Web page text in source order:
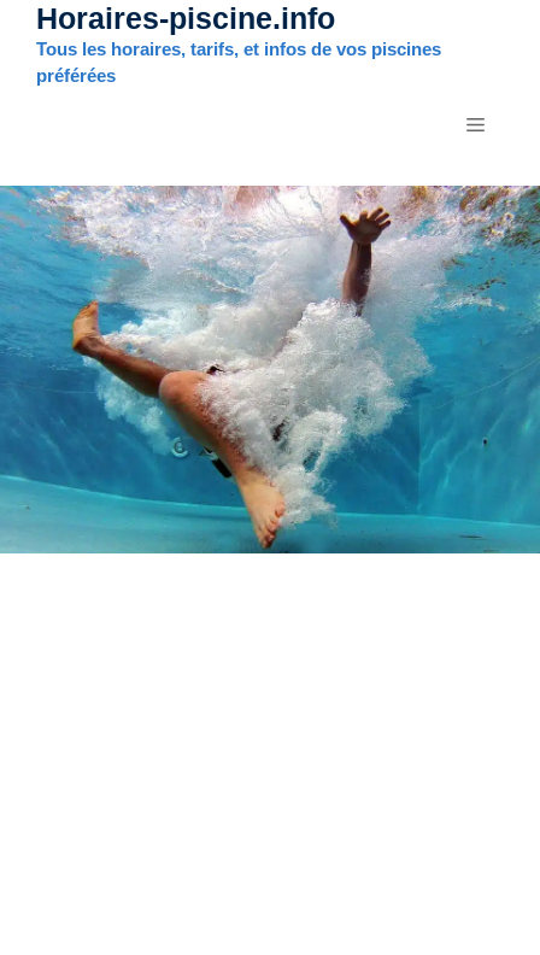
Aller
contenu
Horaires-piscine.info
Tous les horaires, tarifs, et infos de vos piscines
préférées
MENU